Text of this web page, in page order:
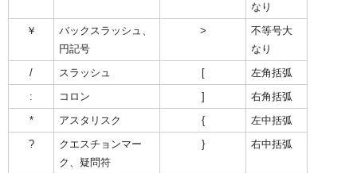
なり
￥
バックスラッシュ、
円記号
>
不等号大
なり
/
スラッシュ [
左角括弧
:
コロン ]
右角括弧
*
アスタリスク {
左中括弧
?
クエスチョンマー
ク、疑問符
} 右中括弧